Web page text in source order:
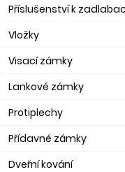
Příslušenství k
Vložky
Visací zámky
Lankové zámky
Protiplechy
Přídavné zámky
Dveřní kování